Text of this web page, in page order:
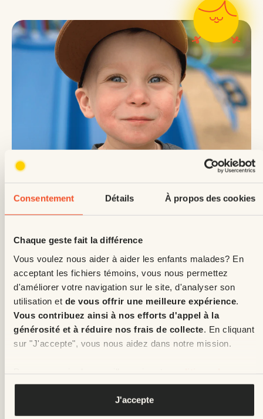
Consentement Détails À propos des cookies
Chaque geste fait la différence
Vous voulez nous aider à aider les enfants malades? En
acceptant les fichiers témoins, vous nous permettez
d'améliorer votre navigation sur le site, d'analyser son
utilisation et de vous offrir une meilleure expérience
Vous contribuez ainsi à nos efforts d'appel à la
générosité et à réduire nos frais de collecte . En cliquant
sur "J'accepte", vous nous aidez dans notre mission.
confidentialité.
J'accepte
Bienvenue à nos lumineux Enfants Soleil